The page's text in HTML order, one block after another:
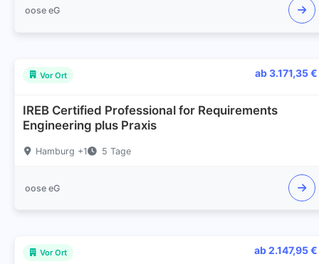
oose eG
Vor Ort ab 3.171,35 €
IREB Certified Professional for Requirements
Engineering plus Praxis
Hamburg +1 5 Tage
oose eG
Vor Ort ab 2.147,95 €